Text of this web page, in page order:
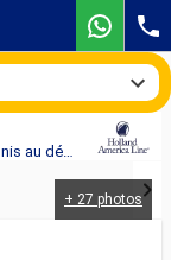
Croisière Noordam : Corée du Sud, Japon, États-Unis au départ de Tokyo
+ 27 photos